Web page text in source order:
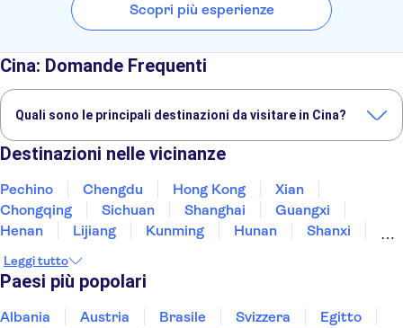
Scopri più esperienze
Cina: Domande Frequenti
Quali sono le principali destinazioni da visitare in Cina?
Queste sono alcune delle destinazioni più popolari in Cina:
Destinazioni nelle vicinanze
Pechino Chengdu Hong Kong
Xian
Chongqing
Sichuan Shanghai
Guangxi
Henan
Lijiang Kunming Hunan
Shanxi
Leggi tutto
Paesi più popolari
Albania Austria Brasile Svizzera
Egitto